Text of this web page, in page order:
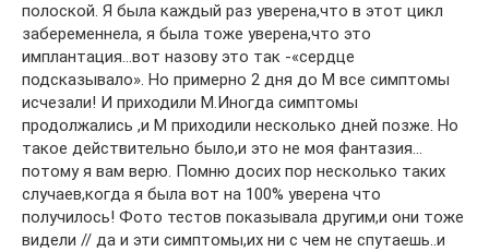
полоской. Я была каждый раз уверена,что в этот цикл
забеременнела, я была тоже уверена,что это
имплантация…вот назову это так -«сердце
подсказывало». Но примерно 2 дня до М все симптомы
исчезали! И приходили М.Иногда симптомы
продолжались ,и М приходили несколько дней позже. Но
такое действительно было,и это не моя фантазия…
потому я вам верю. Помню досих пор несколько таких
случаев,когда я была вот на 100% уверена что
получилось! Фото тестов показывала другим,и они тоже
видели // да и эти симптомы,их ни с чем не спутаешь..и